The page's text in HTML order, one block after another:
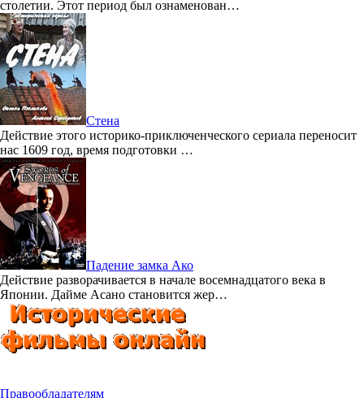
столетии. Этот период был ознаменован…
Стена
Действие этого историко-приключенческого сериала переносит
нас 1609 год, время подготовки …
Падение замка Ако
Действие разворачивается в начале восемнадцатого века в
Японии. Дайме Асано становится жер…
Правообладателям